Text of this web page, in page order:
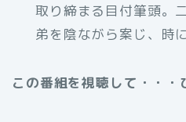
取り締まる目付筆頭。
弟を陰ながら案じ、時
この番組を視聴して・・・